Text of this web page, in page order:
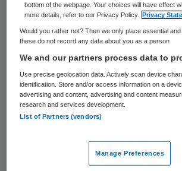
ggz dergelijke
oplossen? Zouden we de
mentaal weerbaarder moeten
meer moeten investeren in het
sociaal domein?”
Dat stelt ZN in haar visie, die
druk staat”. De vraag naar
en wordt complexer en groeit
bottom of the webpage. Your choices will have effect
more details, refer to our Privacy Policy.
Privacy
Would you rather not? Then we only place essential and
these do not record any data about you as a person
We and our partners process data to
Use precise geolocation data. Actively scan device
identification. Store and/or access information on a
advertising and content, advertising and content
research and services development.
List of Partners (vendors)
Manage Preferences